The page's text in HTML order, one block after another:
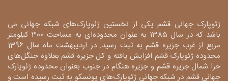
ژئوپارک جهانی قشم یکی از نخستین ژئوپارک‌های شبکه جهانی می
باشد که در سال 1385 به عنوان محدوده‌ای به مساحت 300 کیلومتر
مربع از غرب جزیره قشم به ثبت رسید. در اردیبهشت ماه سال 1396
محدوده ژئوپارک قشم افزایش یافته و کل جزیره قشم بعلاوه جنگل‌های
حرا شمال جزیره قشم و جزیره هنگام در جنوب بعنوان محدوده ژئوپارک
جهانی قشم در شبکه جهانی ژئوپارک‌های یونسکو به ثبت رسیده است و